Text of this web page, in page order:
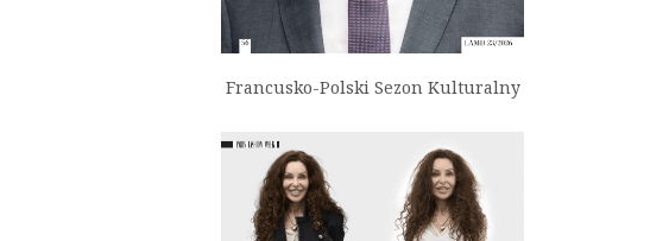
Francusko-Polski Sezon Kulturalny